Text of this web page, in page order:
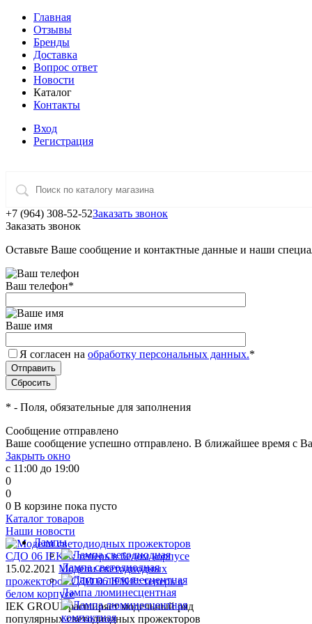
Главная
Отзывы
Бренды
Доставка
Вопрос ответ
Новости
Каталог
Контакты
Вход
Регистрация
+7 (964) 308-52-52Заказать звонок
Заказать звонок
Оставьте Ваше сообщение и контактные данные и наши
Ваш телефон*
Ваше имя
Я согласен на обработку персональных данных.*
* - Поля, обязательные для заполнения
Сообщение отправлено
Ваше сообщение успешно отправлено. В ближайшее время с
Закрыть окно
с 11:00 до 19:00
0
0
0 В корзине пока пусто
Каталог товаров
Лампы
Лампа светодиодная
Лампа люминесцентная
Наши новости
15.02.2021 Модели светодиодных
прожекторов СДО 06 IEK®: теперь в
белом корпусе
IEK GROUP расширяет модельный ряд
популярных светодиодных прожекторов